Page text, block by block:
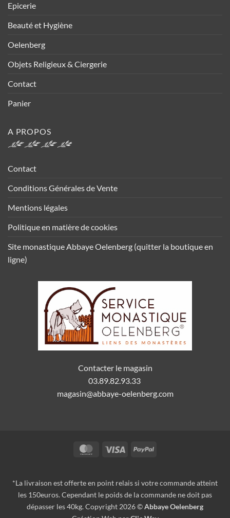
Epicerie
Beauté et Hygiène
Oelenberg
Objets Religieux & Ciergerie
Contact
Panier
A PROPOS
Contact
Conditions Générales de Vente
Mentions légales
Politique en matière de cookies
Site monastique Abbaye Oelenberg (quitter la boutique en
ligne)
Contacter le magasin
03.89.82.93.33
magasin@abbaye-oelenberg.com
MasterCardVisa PayPal
*La livraison est offerte en point relais si votre commande atteint
les 150euros. Cependant le poids de la commande ne doit pas
dépasser les 40kg. Copyright 2026 ©Abbaye Oelenberg